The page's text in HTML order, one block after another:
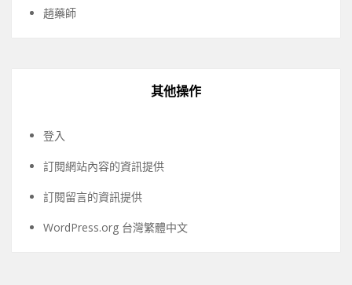
趙藥師
其他操作
登入
訂閱網站內容的資訊提供
訂閱留言的資訊提供
WordPress.org 台灣繁體中文